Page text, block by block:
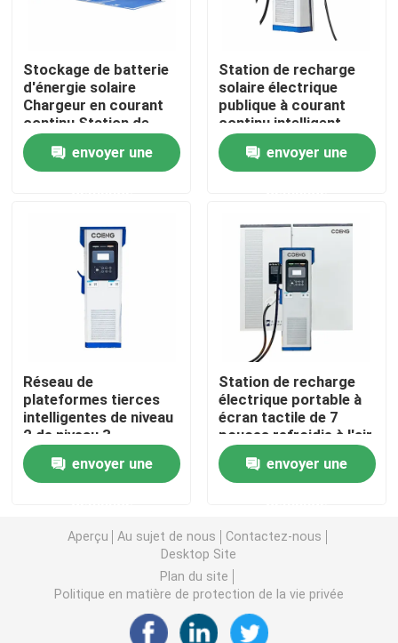
Contrôle de la qualité
Nous contacter
Nouvelles
commande variable de fréquence de vfd
Convertisseur de fréquence variable
Inverseur de fréquence de vecteur
Inverseur de fréquence de VFD
Inverseur d'entraînement de fréquence
Station de recharge de véhicules électriques à
Optimisateur solaire
Stockage de batterie
d'énergie solaire
Chargeur en courant
continu Station de
recharge de voiture
ESS EV Portable
envoyer une
Station de recharge
solaire électrique
publique à courant
continu intelligent
envoyer une
Réseau de
plateformes tierces
intelligentes de niveau
2 de niveau 3
envoyer une
Station de recharge
électrique portable à
écran tactile de 7
pouces refroidie à l'air
Station d'énergie
renouvelableenvoyer une
Aperçu Au sujet de nous
Contactez-nous
Desktop Site
Plan du site
Politique en matière de protection de la vie privée